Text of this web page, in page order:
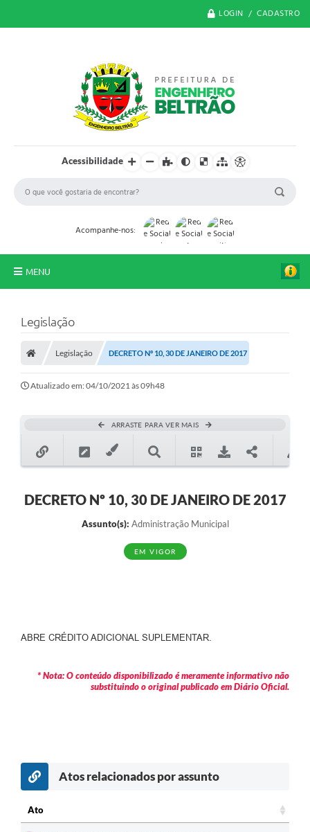
LOGIN / CADASTRO
Acessibilidade
Acompanhe-nos:
MENU
Transparência
Legislação
Editais
SIAFIC
Secretarias
Arquivos para Download
Serviços Online
Telefones Úteis
Transparência
Legislação
Legislação DECRETO Nº 10, 30 DE JANEIRO DE 2017
Atualizado em: 04/10/2021 às 09h48
ARRASTE PARA VER MAIS
DECRETO Nº 10, 30 DE JANEIRO DE 2017
Assunto(s): Administração Municipal
EM VIGOR
ABRE CRÉDITO ADICIONAL SUPLEMENTAR.
* Nota: O conteúdo disponibilizado é meramente informativo não
substituindo o original publicado em Diário Oficial.
Atos relacionados por assunto
Ato